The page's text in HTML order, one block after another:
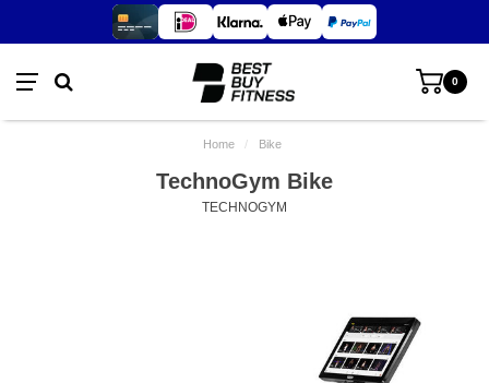
0
Home / Bike
TechnoGym Bike
TECHNOGYM